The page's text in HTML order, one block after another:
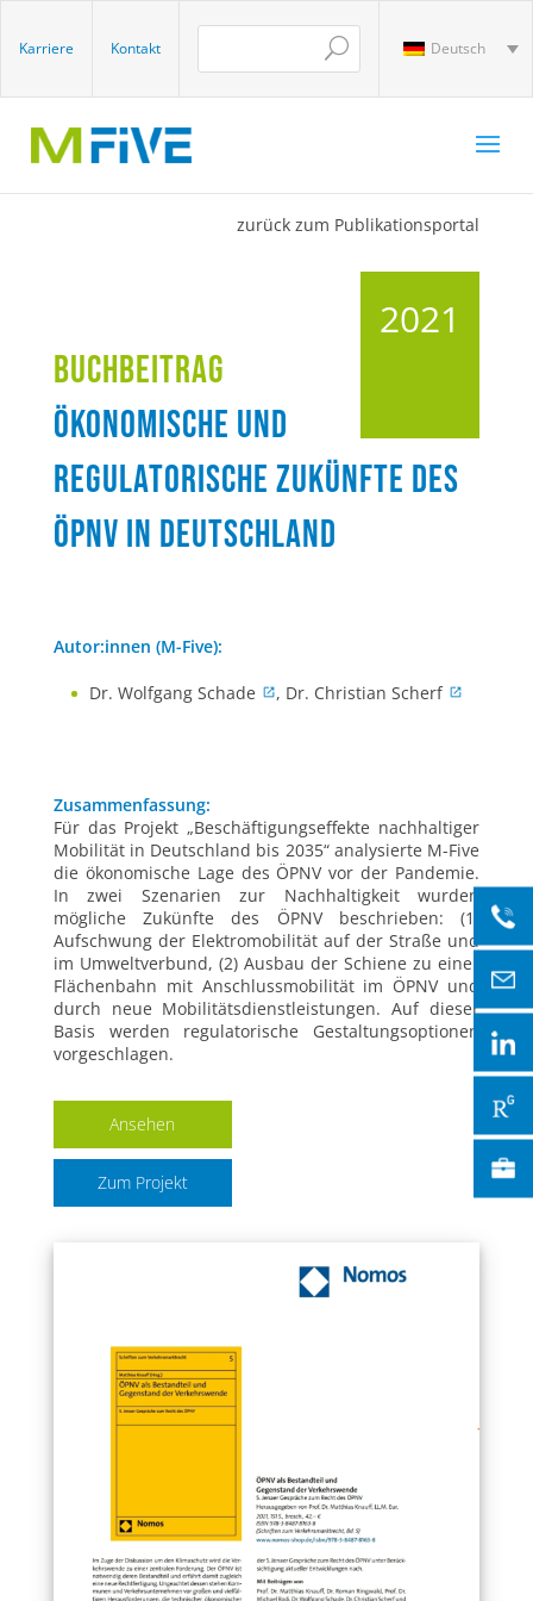
Karriere Kontakt Deutsch
zurück zum Publikationsportal
2021
Buchbeitrag
Ökonomische und
regulatorische Zukünfte des
ÖPNV in Deutschland
Autor:innen (M-Five):
Dr. Wolfgang Schade , Dr. Christian Scherf
Zusammenfassung:
Für das Projekt „Beschäftigungseffekte nachhaltiger
Mobilität in Deutschland bis 2035“ analysierte M-Five
die ökonomische Lage des ÖPNV vor der Pandemie.
In zwei Szenarien zur Nachhaltigkeit wurden
mögliche Zukünfte des ÖPNV beschrieben: (1)
Aufschwung der Elektromobilität auf der Straße und
im Umweltverbund, (2) Ausbau der Schiene zu einer
Flächenbahn mit Anschlussmobilität im ÖPNV und
durch neue Mobilitätsdienstleistungen. Auf dieser
Basis werden regulatorische Gestaltungsoptionen
vorgeschlagen.
Ansehen
Zum Projekt